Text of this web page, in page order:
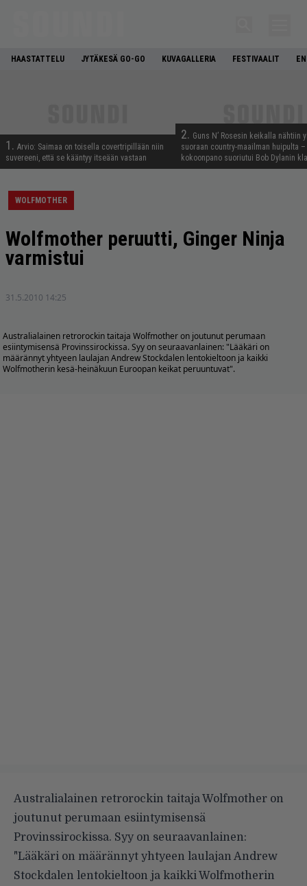
HAASTATTELU JYTÄKESÄ GO-GO KUVAGALLERIA FESTIVAALIT
1. Arvio: Saimaa on toisella covertripillään niin
suvereeni, että se kääntyy itseään vastaan
2. Guns N’ Rosesin keikalla nähtiin
suoraan country-maailman huipulta
kokoonpano suoriutui Bob Dylanin
WOLFMOTHER
Wolfmother peruutti, Ginger Ninja
varmistui
31.5.2010 14:25
Australialainen retrorockin taitaja Wolfmother on joutunut perumaan
esiintymisensä Provinssirockissa. Syy on seuraavanlainen: "Lääkäri on
määrännyt yhtyeen laulajan Andrew Stockdalen lentokieltoon ja kaikki
Wolfmotherin kesä-heinäkuun Euroopan keikat peruuntuvat".
Australialainen retrorockin taitaja Wolfmother on
joutunut perumaan esiintymisensä
Provinssirockissa. Syy on seuraavanlainen:
"Lääkäri on määrännyt yhtyeen laulajan Andrew
Stockdalen lentokieltoon ja kaikki Wolfmotherin